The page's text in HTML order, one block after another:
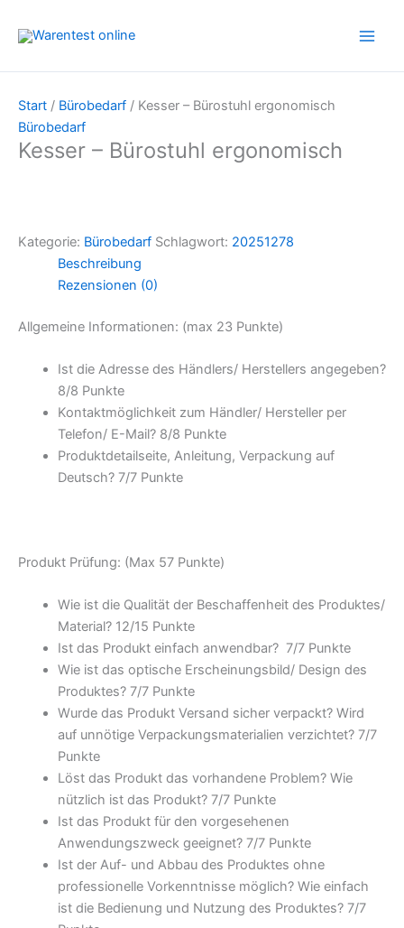
Inhalt
Start / Bürobedarf / Kesser – Bürostuhl ergonomisch
Bürobedarf
Kesser – Bürostuhl ergonomisch
Kategorie: Bürobedarf Schlagwort: 20251278
Beschreibung
Rezensionen (0)
Allgemeine Informationen: (max 23 Punkte)
Ist die Adresse des Händlers/ Herstellers angegeben?
8/8 Punkte
Kontaktmöglichkeit zum Händler/ Hersteller per
Telefon/ E-Mail? 8/8 Punkte
Produktdetailseite, Anleitung, Verpackung auf
Deutsch? 7/7 Punkte
Produkt Prüfung: (Max 57 Punkte)
Wie ist die Qualität der Beschaffenheit des Produktes/
Material? 12/15 Punkte
Ist das Produkt einfach anwendbar? 7/7 Punkte
Wie ist das optische Erscheinungsbild/ Design des
Produktes? 7/7 Punkte
Wurde das Produkt Versand sicher verpackt? Wird
auf unnötige Verpackungsmaterialien verzichtet? 7/7
Punkte
Löst das Produkt das vorhandene Problem? Wie
nützlich ist das Produkt? 7/7 Punkte
Ist das Produkt für den vorgesehenen
Anwendungszweck geeignet? 7/7 Punkte
Ist der Auf- und Abbau des Produktes ohne
professionelle Vorkenntnisse möglich? Wie einfach
ist die Bedienung und Nutzung des Produktes? 7/7